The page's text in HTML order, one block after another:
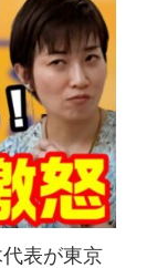
代表が東京